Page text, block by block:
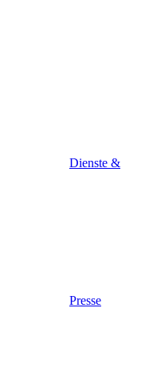
Dienste &
Presse